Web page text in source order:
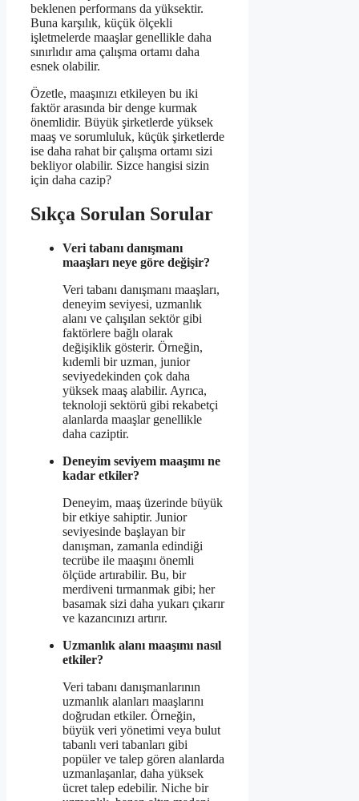
beklenen performans da yüksektir.
Buna karşılık, küçük ölçekli
işletmelerde maaşlar genellikle daha
sınırlıdır ama çalışma ortamı daha
esnek olabilir.
Özetle, maaşınızı etkileyen bu iki
faktör arasında bir denge kurmak
önemlidir. Büyük şirketlerde yüksek
maaş ve sorumluluk, küçük şirketlerde
ise daha rahat bir çalışma ortamı sizi
bekliyor olabilir. Sizce hangisi sizin
için daha cazip?
Sıkça Sorulan Sorular
Veri tabanı danışmanı
maaşları neye göre değişir?
Veri tabanı danışmanı maaşları,
deneyim seviyesi, uzmanlık
alanı ve çalışılan sektör gibi
faktörlere bağlı olarak
değişiklik gösterir. Örneğin,
kıdemli bir uzman, junior
seviyedekinden çok daha
yüksek maaş alabilir. Ayrıca,
teknoloji sektörü gibi rekabetçi
alanlarda maaşlar genellikle
daha caziptir.
Deneyim seviyem maaşımı ne
kadar etkiler?
Deneyim, maaş üzerinde büyük
bir etkiye sahiptir. Junior
seviyesinde başlayan bir
danışman, zamanla edindiği
tecrübe ile maaşını önemli
ölçüde artırabilir. Bu, bir
merdiveni tırmanmak gibi; her
basamak sizi daha yukarı çıkarır
ve kazancınızı artırır.
Uzmanlık alanı maaşımı nasıl
etkiler?
Veri tabanı danışmanlarının
uzmanlık alanları maaşlarını
doğrudan etkiler. Örneğin,
büyük veri yönetimi veya bulut
tabanlı veri tabanları gibi
popüler ve talep gören alanlarda
uzmanlaşanlar, daha yüksek
ücret talep edebilir. Niche bir